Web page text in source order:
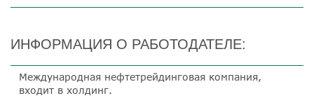
ИНФОРМАЦИЯ О РАБОТОДАТЕЛЕ:
Международная нефтетрейдинговая компания,
входит в холдинг.